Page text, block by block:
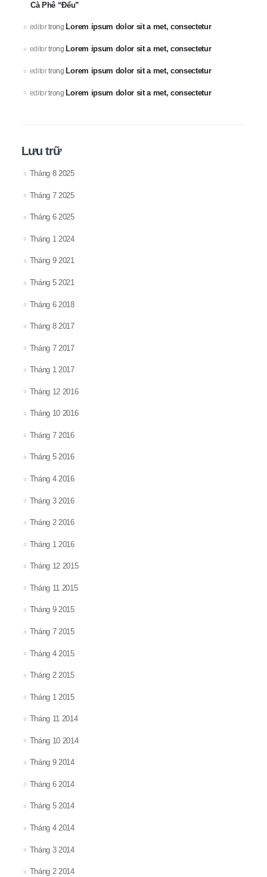
Cà Phê “Đểu”
editortrong Lorem ipsum dolor sit a met, consectetur
editortrong Lorem ipsum dolor sit a met, consectetur
editortrong Lorem ipsum dolor sit a met, consectetur
editortrong Lorem ipsum dolor sit a met, consectetur
Lưu trữ
Tháng 8 2025
Tháng 7 2025
Tháng 6 2025
Tháng 1 2024
Tháng 9 2021
Tháng 5 2021
Tháng 6 2018
Tháng 8 2017
Tháng 7 2017
Tháng 1 2017
Tháng 12 2016
Tháng 10 2016
Tháng 7 2016
Tháng 5 2016
Tháng 4 2016
Tháng 3 2016
Tháng 2 2016
Tháng 1 2016
Tháng 12 2015
Tháng 11 2015
Tháng 9 2015
Tháng 7 2015
Tháng 4 2015
Tháng 2 2015
Tháng 1 2015
Tháng 11 2014
Tháng 10 2014
Tháng 9 2014
Tháng 6 2014
Tháng 5 2014
Tháng 4 2014
Tháng 3 2014
Tháng 2 2014